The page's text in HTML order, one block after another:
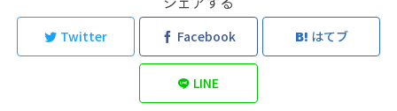
Twitter Facebook はてブ
LINE